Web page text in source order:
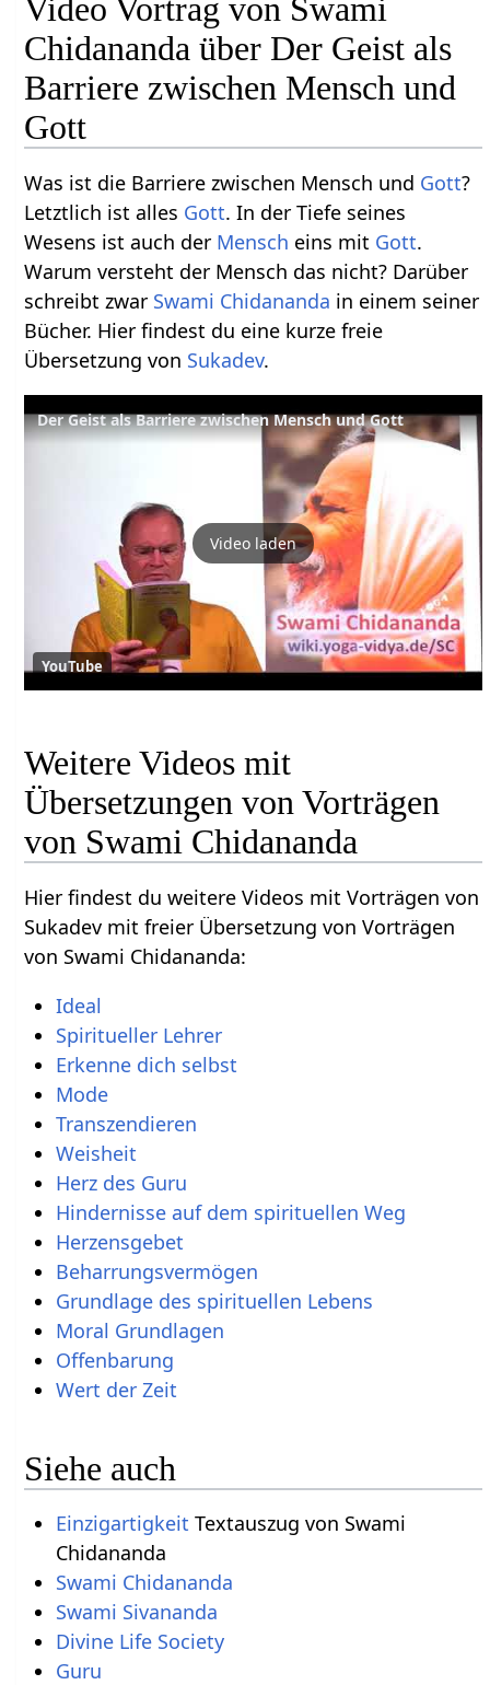
Video Vortrag von Swami
Chidananda über Der Geist als
Barriere zwischen Mensch und
Gott
Was ist die Barriere zwischen Mensch und Gott?
Letztlich ist alles Gott. In der Tiefe seines
Wesens ist auch der Mensch eins mit Gott.
Warum versteht der Mensch das nicht? Darüber
schreibt zwar Swami Chidananda in einem seiner
Bücher. Hier findest du eine kurze freie
Übersetzung von Sukadev.
Der Geist als Barriere zwischen Mensch und Gott
Video laden
YouTube
Weitere Videos mit
Übersetzungen von Vorträgen
von Swami Chidananda
Hier findest du weitere Videos mit Vorträgen von
Sukadev mit freier Übersetzung von Vorträgen
von Swami Chidananda:
Ideal
Spiritueller Lehrer
Erkenne dich selbst
Mode
Transzendieren
Weisheit
Herz des Guru
Hindernisse auf dem spirituellen Weg
Herzensgebet
Beharrungsvermögen
Grundlage des spirituellen Lebens
Moral Grundlagen
Offenbarung
Wert der Zeit
Siehe auch
Einzigartigkeit Textauszug von Swami
Chidananda
Swami Chidananda
Swami Sivananda
Divine Life Society
Guru